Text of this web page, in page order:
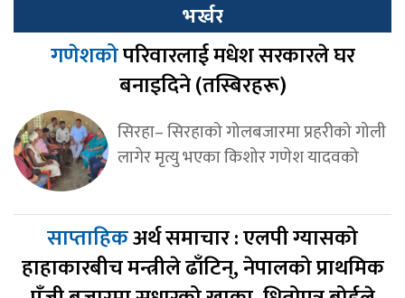
भर्खर
गणेशकोपरिवारलाई मधेश सरकारले घर
बनाइदिने (तस्बिरहरू)
सिरहा– सिरहाको गोलबजारमा प्रहरीको गोली
लागेर मृत्यु भएका किशोर गणेश यादवको
साप्ताहिकअर्थ समाचार : एलपी ग्यासको
हाहाकारबीच मन्त्रीले ढाँटिन्, नेपालको प्राथमिक